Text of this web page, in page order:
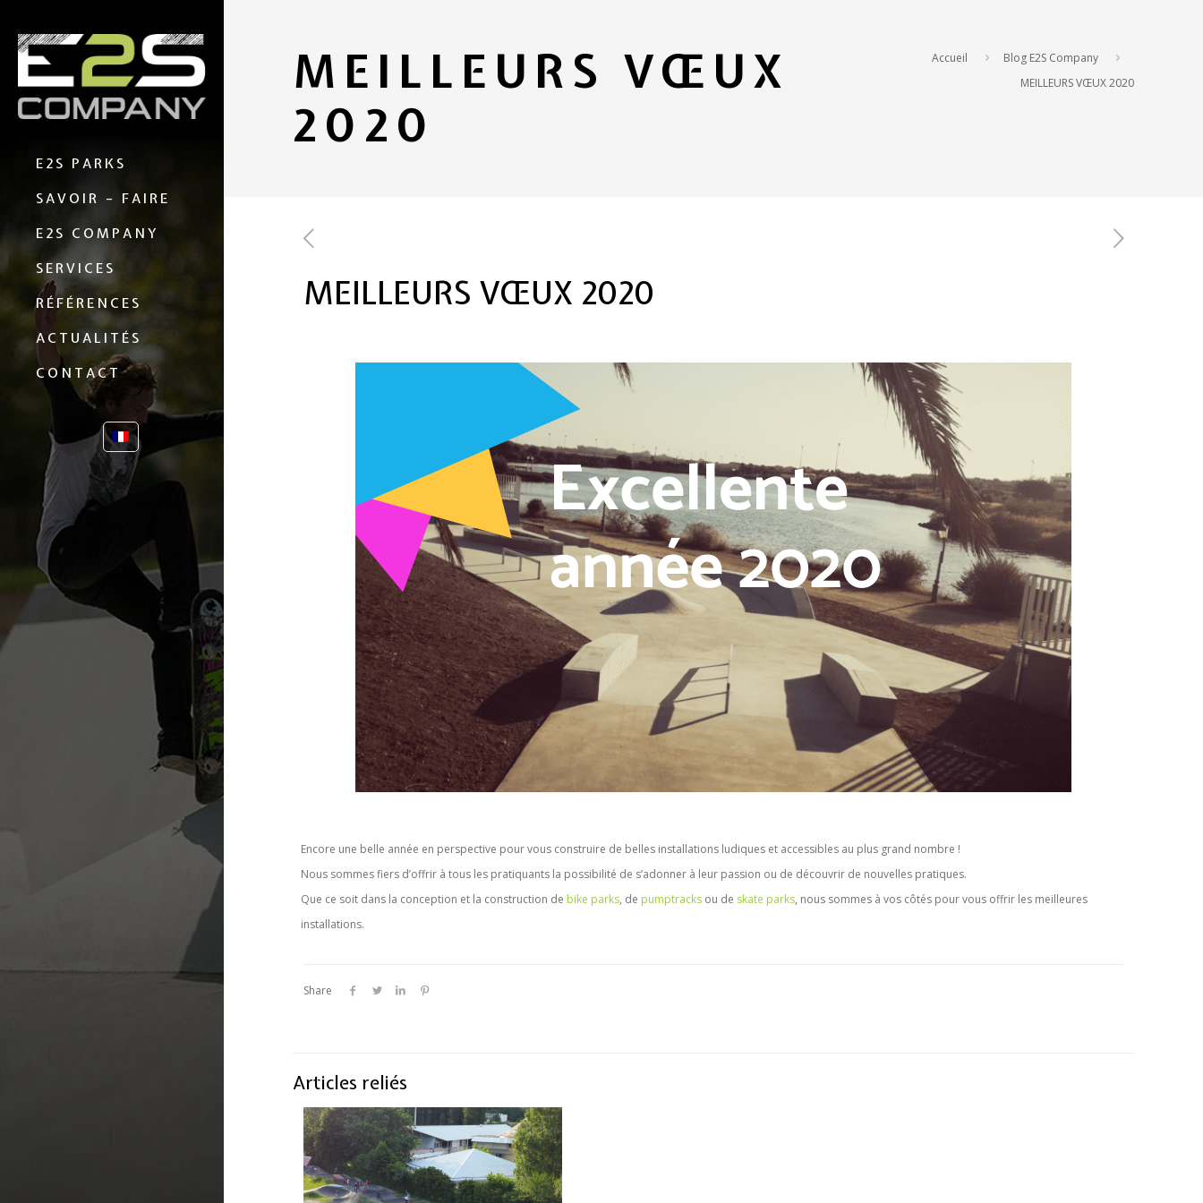
E2S PARKS
SAVOIR – FAIRE
E2S COMPANY
SERVICES
RÉFÉRENCES
ACTUALITÉS
CONTACT
MEILLEURS VŒUX
2020
Accueil
Blog E2S Company
MEILLEURS VŒUX 2020
MEILLEURS VŒUX 2020
Encore une belle année en perspective pour vous construire de belles installations ludiques et accessibles au plus grand nombre !
Nous sommes fiers d’offrir à tous les pratiquants la possibilité de s’adonner à leur passion ou de découvrir de nouvelles pratiques.
Que ce soit dans la conception et la construction de bike parks, de pumptracks ou de skate parks, nous sommes à vos côtés pour vous offrir les meilleures
installations.
Share
Articles reliés